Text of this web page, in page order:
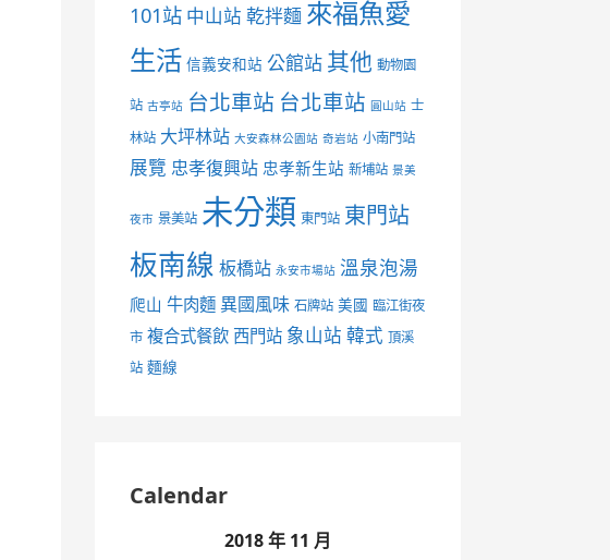
101站 中山站 乾拌麵 來福魚愛
生活 信義安和站 公館站 其他 動物園
站 古亭站 台北車站 台北車站 圓山站 士
林站 大坪林站 大安森林公園站 奇岩站 小南門站
展覽 忠孝復興站 忠孝新生站 新埔站 景美
夜市 景美站 未分類 東門站 東門站
板南線 板橋站 永安市場站 溫泉泡湯
爬山 牛肉麵 異國風味 石牌站 美國 臨江街夜
市 複合式餐飲 西門站 象山站 韓式 頂溪
站 麵線
Calendar
2018 年 11 月